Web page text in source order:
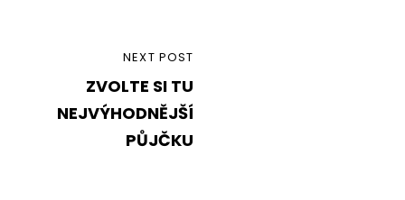
Navigace
příspěvek
NEXT POST
ZVOLTE SI TU
NEJVÝHODNĚJŠÍ
PŮJČKU